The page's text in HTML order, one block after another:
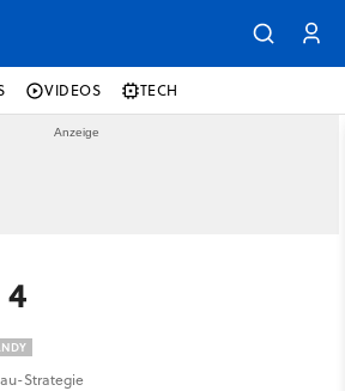
VIDEOS TECH
Strategie